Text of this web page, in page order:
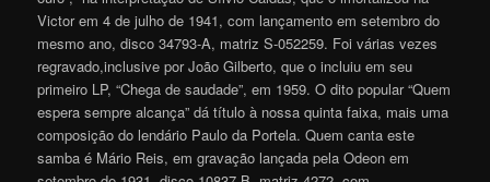
Victor em 4 de julho de 1941, com lançamento em setembro do
mesmo ano, disco 34793-A, matriz S-052259. Foi várias vezes
regravado,inclusive por João Gilberto, que o incluiu em seu
primeiro LP, “Chega de saudade”, em 1959. O dito popular “Quem
espera sempre alcança” dá título à nossa quinta faixa, mais uma
composição do lendário Paulo da Portela. Quem canta este
samba é Mário Reis, em gravação lançada pela Odeon em